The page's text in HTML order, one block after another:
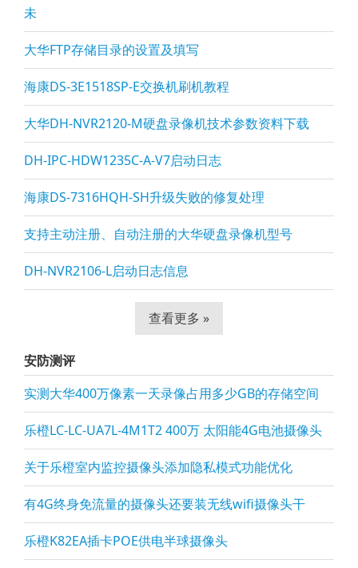
未
大华FTP存储目录的设置及填写
海康DS-3E1518SP-E交换机刷机教程
大华DH-NVR2120-M硬盘录像机技术参数资料下载
DH-IPC-HDW1235C-A-V7启动日志
海康DS-7316HQH-SH升级失败的修复处理
支持主动注册、自动注册的大华硬盘录像机型号
DH-NVR2106-L启动日志信息
查看更多 »
安防测评
实测大华400万像素一天录像占用多少GB的存储空间
乐橙LC-LC-UA7L-4M1T2 400万 太阳能4G电池摄像头
关于乐橙室内监控摄像头添加隐私模式功能优化
有4G终身免流量的摄像头还要装无线wifi摄像头干
乐橙K82EA插卡POE供电半球摄像头